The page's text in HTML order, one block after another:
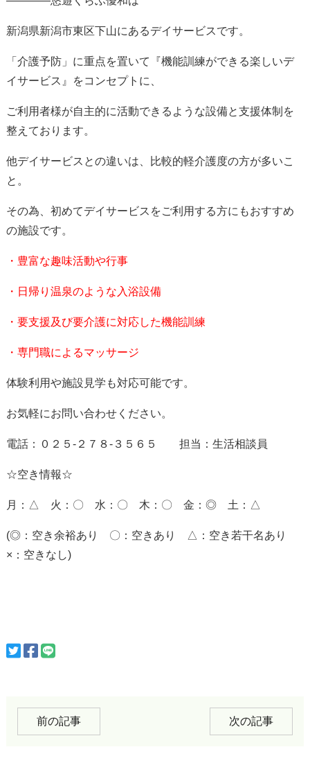
新潟県新潟市東区下山にあるデイサービスです。
「介護予防」に重点を置いて『機能訓練ができる楽しいデ
イサービス』をコンセプトに、
ご利用者様が自主的に活動できるような設備と支援体制を
整えております。
他デイサービスとの違いは、比較的軽介護度の方が多いこ
と。
その為、初めてデイサービスをご利用する方にもおすすめ
の施設です。
・豊富な趣味活動や行事
・日帰り温泉のような入浴設備
・要支援及び要介護に対応した機能訓練
・専門職によるマッサージ
体験利用や施設見学も対応可能です。
お気軽にお問い合わせください。
電話：０２５-２７８-３５６５ 担当：生活相談員
☆空き情報☆
月：△ 火：〇 水：〇 木：〇 金：◎ 土：△
(◎：空き余裕あり 〇：空きあり △：空き若干名あり
×：空きなし)
前の記事 次の記事